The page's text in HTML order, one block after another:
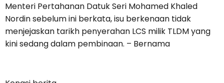
Menteri Pertahanan Datuk Seri Mohamed Khaled
Nordin sebelum ini berkata, isu berkenaan tidak
menjejaskan tarikh penyerahan LCS milik TLDM yang
kini sedang dalam pembinaan. – Bernama